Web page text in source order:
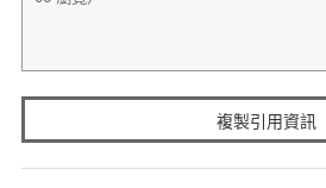
複製引用資訊